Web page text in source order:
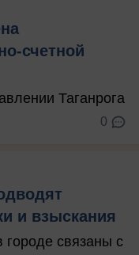
счетной
Таганрога
0
и взыскания
связаны с